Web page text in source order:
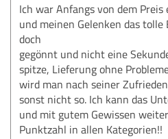
Ich war Anfangs von dem
und meinen Gelenken das
doch
gegönnt und nicht eine
spitze, Lieferung ohne
wird man nach seiner
sonst nicht so. Ich kann das
und mit gutem Gewissen
Punktzahl in allen Kategorien!!